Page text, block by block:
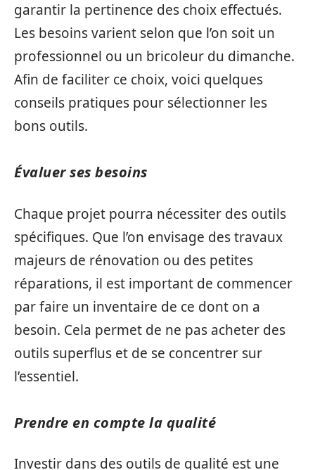
garantir la pertinence des choix effectués.
Les besoins varient selon que l’on soit un
professionnel ou un bricoleur du dimanche.
Afin de faciliter ce choix, voici quelques
conseils pratiques pour sélectionner les
bons outils.
Évaluer ses besoins
Chaque projet pourra nécessiter des outils
spécifiques. Que l’on envisage des travaux
majeurs de rénovation ou des petites
réparations, il est important de commencer
par faire un inventaire de ce dont on a
besoin. Cela permet de ne pas acheter des
outils superflus et de se concentrer sur
l’essentiel.
Prendre en compte la qualité
Investir dans des outils de qualité est une